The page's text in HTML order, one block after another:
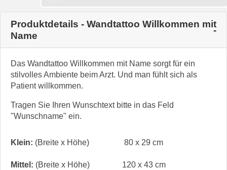
Produktdetails - Wandtattoo Willkommen mit
Name
Das Wandtattoo Willkommen mit Name sorgt für ein
stilvolles Ambiente beim Arzt. Und man fühlt sich als
Patient willkommen.
Tragen Sie Ihren Wunschtext bitte in das Feld
"Wunschname" ein.
Klein: (Breite x Höhe) 80 x 29 cm
Mittel: (Breite x Höhe) 120 x 43 cm